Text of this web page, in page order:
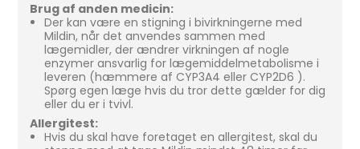
Brug af anden medicin:
Der kan være en stigning i bivirkningerne med
Mildin, når det anvendes sammen med
lægemidler, der ændrer virkningen af nogle
enzymer ansvarlig for lægemiddelmetabolisme i
leveren (hæmmere af CYP3A4 eller CYP2D6 ).
Spørg egen læge hvis du tror dette gælder for dig
eller du er i tvivl.
Allergitest:
Hvis du skal have foretaget en allergitest, skal du